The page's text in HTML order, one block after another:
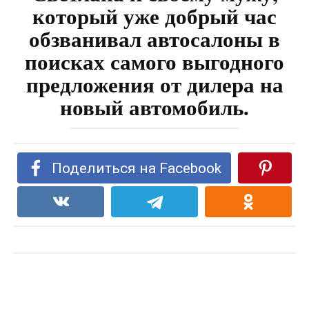
который уже добрый час
обзванивал автосалоны в
поисках самого выгодного
предложения от дилера на
новый автомобиль.
Поделиться на Facebook